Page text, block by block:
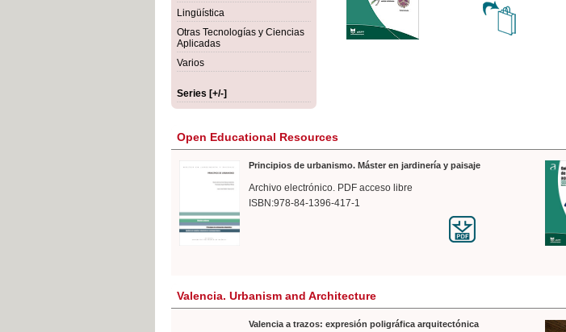
Lingüística
Otras Tecnologías y Ciencias
Aplicadas
Varios
Series [+/-]
Open Educational Resources
Principios de urbanismo. Máster en jardinería y paisaje
Archivo electrónico. PDF acceso libre
ISBN:978-84-1396-417-1
Valencia. Urbanism and Architecture
Valencia a trazos: expresión poligráfica arquitectónica